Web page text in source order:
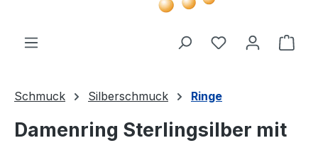
Schmuck Silberschmuck Ringe
Damenring Sterlingsilber mit